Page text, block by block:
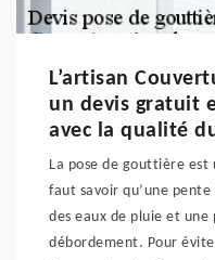
L’artisan
un devis gratuit
avec la qualité
La pose de gouttière
faut savoir qu’une
des eaux de pluie et
débordement. Pour